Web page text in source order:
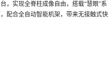
，实现全脊柱成像自由，搭载“慧眼”系
配合全自动智能机架，带来无接触式快